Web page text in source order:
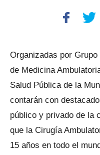
Organizadas por
de Medicina
Salud Pública de la
contarán con
público y privado de la
que la Cirugía
15 años en todo el